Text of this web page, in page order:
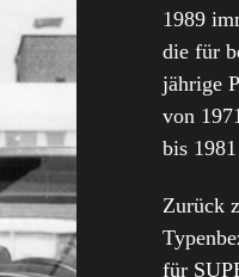
1989
die für
jährige
von
bis
Zurück
für